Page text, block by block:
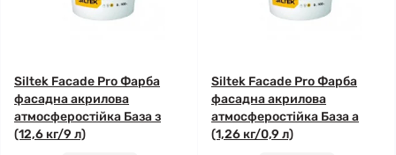
Siltek Facade Pro Фарба
фасадна акрилова
атмосферостійка База з
(12,6 кг/9 л)
Siltek Facade Pro Фарба
фасадна акрилова
атмосферостійка База а
(1,26 кг/0,9 л)